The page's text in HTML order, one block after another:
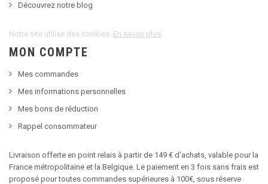
Découvrez notre blog
Notre site utilise des cookies. En savoir plus
MON COMPTE
Mes commandes
Mes informations personnelles
Mes bons de réduction
Rappel consommateur
Livraison offerte en point relais à partir de 149 € d'achats, valable pour la
France métropolitaine et la Belgique. Le paiement en 3 fois sans frais est
proposé pour toutes commandes supérieures à 100€, sous réserve